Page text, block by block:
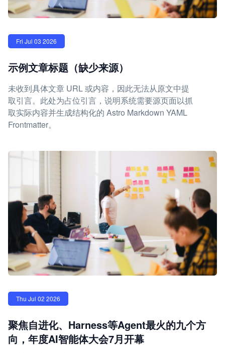
Fri Jul 03 2026
示例文章标题（缺少来源）
未收到具体文章 URL 或内容，因此无法从原文中提
取引言。此处为占位引言，说明系统需要源页面以抓
取实际内容并生成结构化的 Astro Markdown YAML
Frontmatter。
Thu Jul 02 2026
聚焦自进化、Harness等Agent最火的九个方
向，年度AI智能体大会7月开幕